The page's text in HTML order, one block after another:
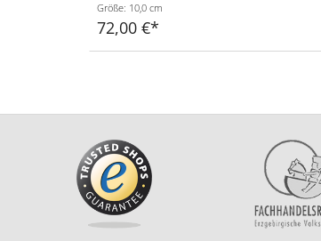
Größe: 10,0 cm
72,00 €